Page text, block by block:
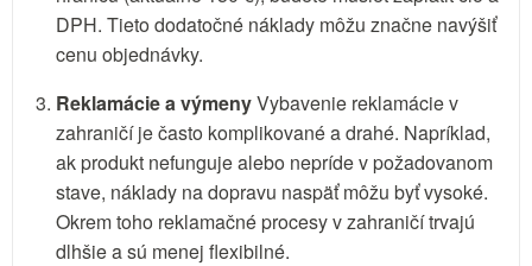
DPH. Tieto dodatočné náklady môžu značne navýšiť
cenu objednávky.
Reklamácie a výmenyVybavenie reklamácie v
zahraničí je často komplikované a drahé. Napríklad,
ak produkt nefunguje alebo nepríde v požadovanom
stave, náklady na dopravu naspäť môžu byť vysoké.
Okrem toho reklamačné procesy v zahraničí trvajú
dlhšie a sú menej flexibilné.